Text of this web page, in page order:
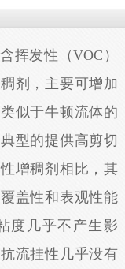
挥发性（VOC）
剂，主要可增加
似于牛顿流体的
型的提供高剪切
增稠剂相比，其
盖性和表观性能
度几乎不产生影
流挂性几乎没有